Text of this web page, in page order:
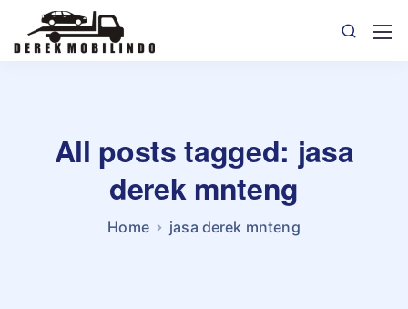
All posts tagged: jasa
derek mnteng
Home jasa derek mnteng